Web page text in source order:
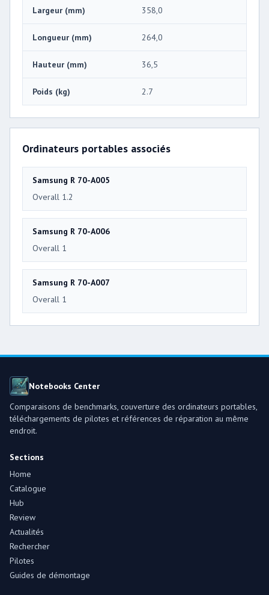
Largeur (mm) 358,0
Longueur (mm) 264,0
Hauteur (mm) 36,5
Poids (kg) 2.7
Ordinateurs portables associés
Samsung R 70-A005
Overall 1.2
Samsung R 70-A006
Overall 1
Samsung R 70-A007
Overall 1
Notebooks Center
Comparaisons de benchmarks, couverture des ordinateurs portables,
téléchargements de pilotes et références de réparation au même
endroit.
Sections
Home
Catalogue
Hub
Review
Actualités
Rechercher
Pilotes
Guides de démontage